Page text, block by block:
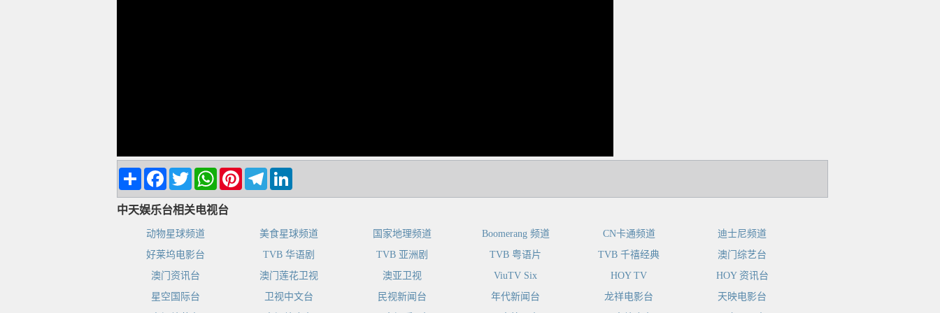
Share FacebookTwitter WhatsAppPinterest Telegram
中天娱乐台相关电视台
动物星球频道 美食星球频道 国家地理频道 Boomerang 频道 CN卡通频道
迪士尼频道
好莱坞电影台
TVB 华语剧 TVB 亚洲剧 TVB 粤语片 TVB 千禧经典
澳门综艺台
澳门资讯台
澳门莲花卫视 澳亚卫视 ViuTV Six HOY TV
HOY 资讯台
星空国际台
卫视中文台 民视新闻台 年代新闻台 龙祥电影台
天映电影台